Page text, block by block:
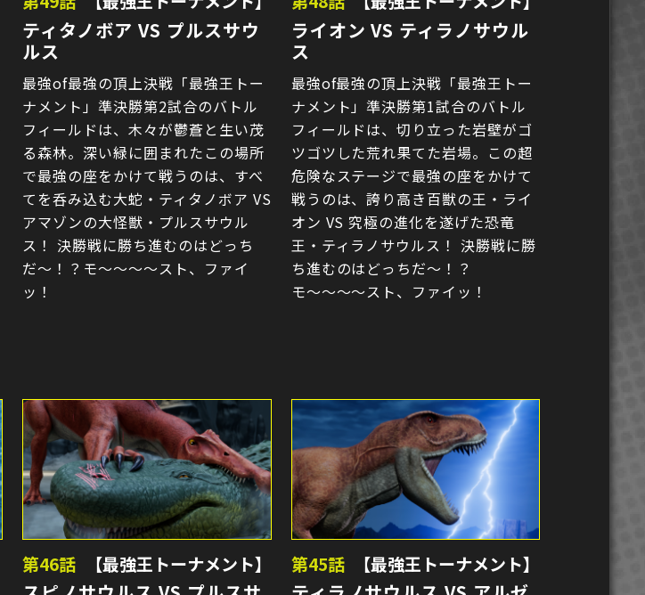
ティタノボア VS プルスサウ
ルス
最強of最強の頂上決戦「最強王トー
ナメント」準決勝第2試合のバトル
フィールドは、木々が鬱蒼と生い茂
る森林。深い緑に囲まれたこの場所
で最強の座をかけて戦うのは、すべ
てを呑み込む大蛇・ティタノボア VS
アマゾンの大怪獣・プルスサウル
ス！ 決勝戦に勝ち進むのはどっち
だ〜！？モ〜〜〜〜スト、ファイ
ッ！
ライオン VS ティラノサウル
ス
最強of最強の頂上決戦「最強王トー
ナメント」準決勝第1試合のバトル
フィールドは、切り立った岩壁がゴ
ツゴツした荒れ果てた岩場。この超
危険なステージで最強の座をかけて
戦うのは、誇り高き百獣の王・ライ
オン VS 究極の進化を遂げた恐竜
王・ティラノサウルス！ 決勝戦に勝
ち進むのはどっちだ〜！？
モ〜〜〜〜スト、ファイッ！
第46話 【最強王トーナメント】 第45話 【最強王トーナメント】